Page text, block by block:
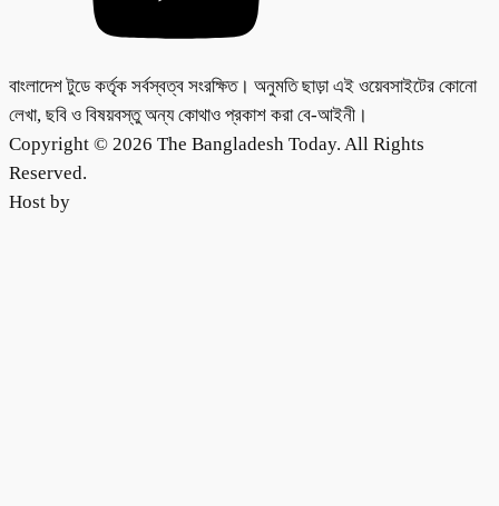
বাংলাদেশ টুডে কর্তৃক সর্বস্বত্ব সংরক্ষিত। অনুমতি ছাড়া এই ওয়েবসাইটের কোনো
লেখা, ছবি ও বিষয়বস্তু অন্য কোথাও প্রকাশ করা বে-আইনী।
Copyright © 2026 The Bangladesh Today. All Rights
Reserved.
Host by